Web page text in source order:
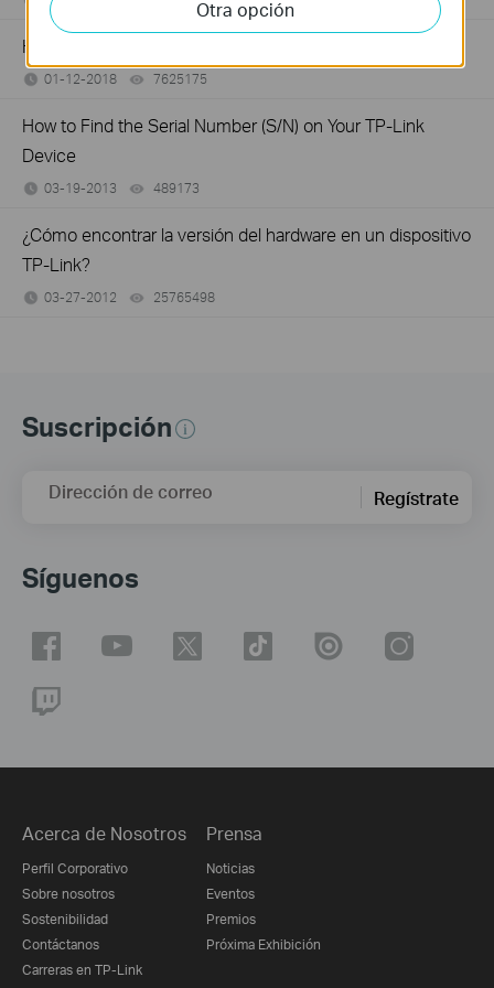
How to Find the Model Number of Your TP-Link Device
01-12-2018 7625175
How to Find the Serial Number (S/N) on Your TP-Link
Device
03-19-2013 489173
¿Cómo encontrar la versión del hardware en un dispositivo
TP-Link?
03-27-2012 25765498
Suscripción
Dirección de correo Regístrate
Síguenos
Acerca de Nosotros
Perfil Corporativo
Sobre nosotros
Sostenibilidad
Contáctanos
Carreras en TP-Link
Prensa
Noticias
Eventos
Premios
Próxima Exhibición
Otra opción